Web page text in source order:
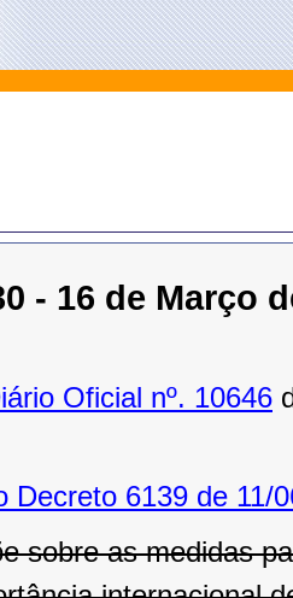
- 16 de Março
Oficial nº. 10646
Decreto 6139 de 11/
sobre as medidas